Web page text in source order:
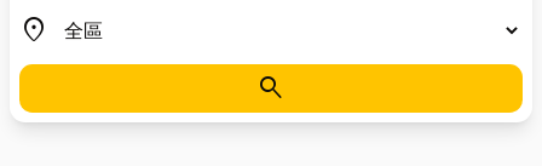
place
地區
search